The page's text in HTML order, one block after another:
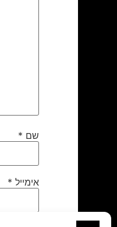
שם *
אימייל *